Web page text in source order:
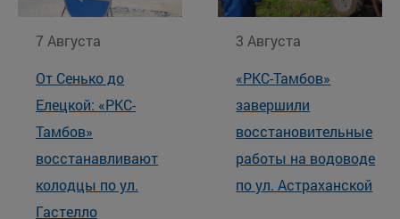
7 Августа
От Сенько до
Елецкой: «РКС-
Тамбов»
восстанавливают
колодцы по ул.
Гастелло
3 Августа
«РКС-Тамбов»
завершили
восстановительные
работы на водоводе
по ул. Астраханской